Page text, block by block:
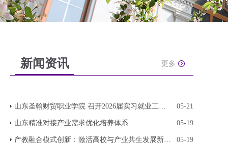
新闻资讯 更多
山东圣翰财贸职业学院 召开2026届实习就业工作专 05-21
山东精准对接产业需求优化培养体系 05-19
产教融合模式创新：激活高校与产业共生发展新动能 05-19